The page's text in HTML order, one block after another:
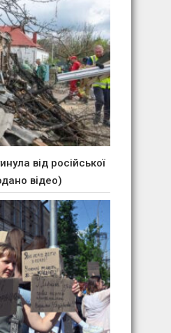
від російської
відео)